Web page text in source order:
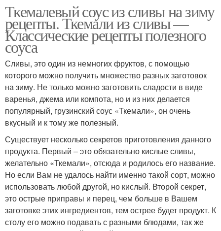
Ткемалевый соус из сливы на зиму
рецепты. Ткемали из сливы —
Классические рецепты полезного
соуса
Сливы, это один из немногих фруктов, с помощью
которого можно получить множество разных заготовок
на зиму. Не только можно заготовить сладости в виде
варенья, джема или компота, но и из них делается
популярный, грузинский соус «Ткемали», он очень
вкусный и к тому же полезный.
Существует несколько секретов приготовления данного
продукта. Первый – это обязательно кислые сливы,
желательно «Ткемали», отсюда и родилось его название.
Но если Вам не удалось найти именно такой сорт, можно
использовать любой другой, но кислый. Второй секрет,
это острые приправы и перец, чем больше в Вашем
заготовке этих ингредиентов, тем острее будет продукт. К
столу его можно подавать с разными блюдами, так же